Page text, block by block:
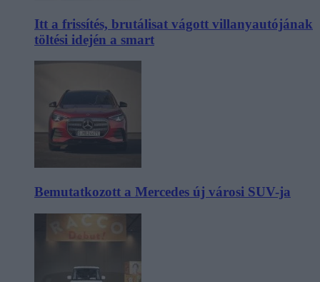
Itt a frissítés, brutálisat vágott villanyautójának
töltési idején a smart
Bemutatkozott a Mercedes új városi SUV-ja